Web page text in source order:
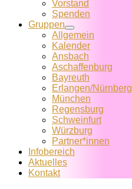
Vorstand
Spenden
Gruppen
Allgemein
Kalender
Ansbach
Aschaffenburg
Bayreuth
Erlangen/Nürnberg
München
Regensburg
Schweinfurt
Würzburg
Partner*innen
Infobereich
Aktuelles
Kontakt